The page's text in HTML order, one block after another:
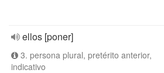
ellos [poner]
3. persona plural, pretérito anterior,
indicativo